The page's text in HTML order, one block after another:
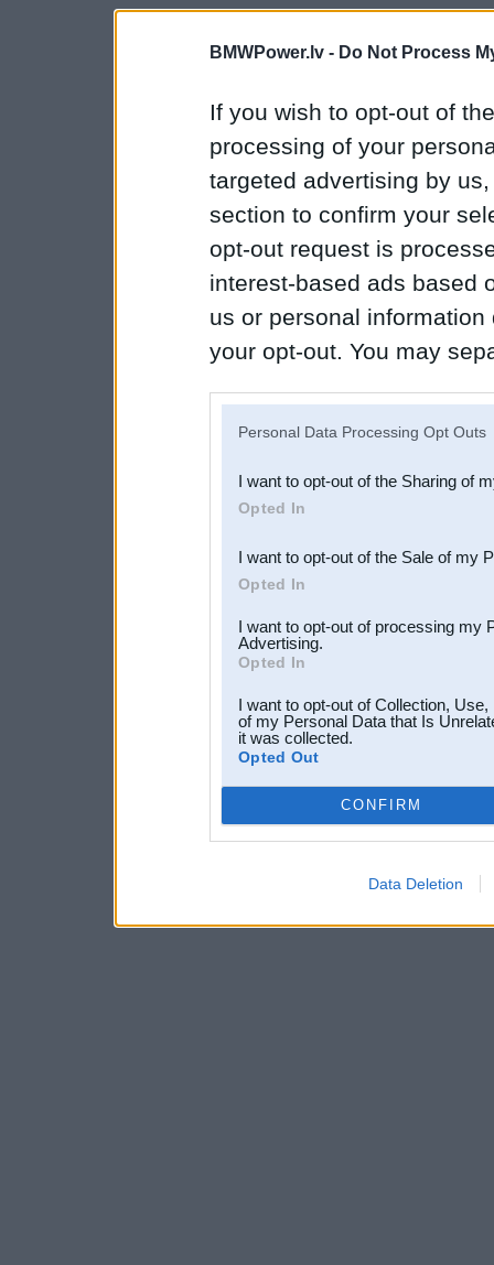
BMWPower.lv - Do Not Process
If you wish to opt-out of
processing of your
targeted advertising by
section to confirm your
opt-out request is
interest-based ads based
us or personal
your opt-out. You may
Downstream Participants
third parties.
Personal Data Processing Opt Outs
I want to opt-out of the Sharing of
Opted In
I want to opt-out of the Sale of my
Opted In
I want to opt-out of processing my
Advertising.
Opted In
I want to opt-out of Collection,
of my Personal Data that Is
it was collected.
Opted Out
CONFIRM
Data Deletion